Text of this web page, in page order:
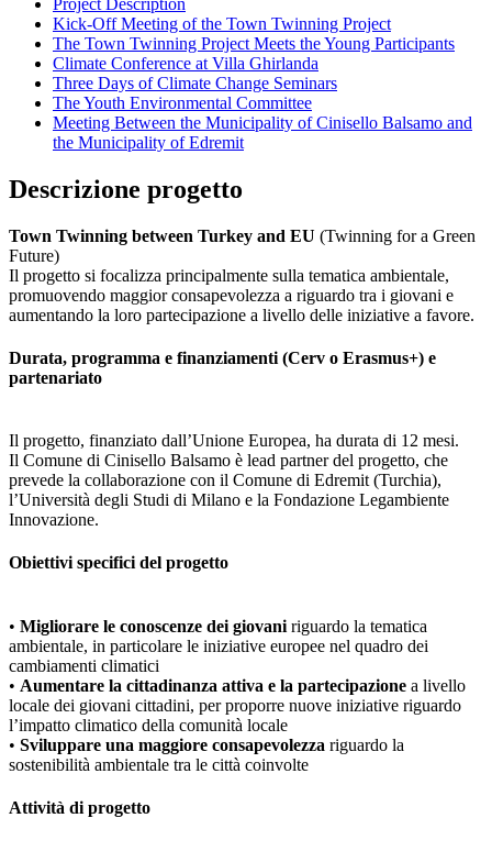
Kick-Off Meeting of the Town Twinning Project
The Town Twinning Project Meets the Young Participants
Climate Conference at Villa Ghirlanda
Three Days of Climate Change Seminars
The Youth Environmental Committee
Meeting Between the Municipality of Cinisello Balsamo and
the Municipality of Edremit
Descrizione progetto
Town Twinning between Turkey and EU (Twinning for a Green
Future)
Il progetto si focalizza principalmente sulla tematica ambientale,
promuovendo maggior consapevolezza a riguardo tra i giovani e
aumentando la loro partecipazione a livello delle iniziative a favore.
Durata, programma e finanziamenti (Cerv o Erasmus+) e
partenariato
Il progetto, finanziato dall’Unione Europea, ha durata di 12 mesi.
Il Comune di Cinisello Balsamo è lead partner del progetto, che
prevede la collaborazione con il Comune di Edremit (Turchia),
l’Università degli Studi di Milano e la Fondazione Legambiente
Innovazione.
Obiettivi specifici del progetto
• Migliorare le conoscenze dei giovani riguardo la tematica
ambientale, in particolare le iniziative europee nel quadro dei
cambiamenti climatici
• Aumentare la cittadinanza attiva e la partecipazione a livello
locale dei giovani cittadini, per proporre nuove iniziative riguardo
l’impatto climatico della comunità locale
• Sviluppare una maggiore consapevolezza riguardo la
sostenibilità ambientale tra le città coinvolte
Attività di progetto